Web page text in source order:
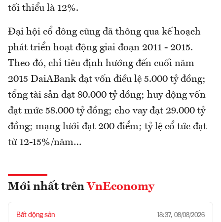
tối thiểu là 12%.
Đại hội cổ đông cũng đã thông qua kế hoạch
phát triển hoạt động giai đoạn 2011 - 2015.
Theo đó, chỉ tiêu định hướng đến cuối năm
2015 DaiABank đạt vốn điều lệ 5.000 tỷ đồng;
tổng tài sản đạt 80.000 tỷ đồng; huy động vốn
đạt mức 58.000 tỷ đồng; cho vay đạt 29.000 tỷ
đồng; mạng lưới đạt 200 điểm; tỷ lệ cổ tức đạt
từ 12-15%/năm…
Mới nhất trên VnEconomy
Bất động sản 18:37, 08/08/2026